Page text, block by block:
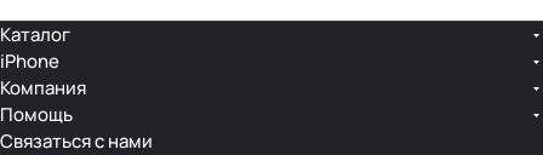
Каталог
iPhone
Компания
Помощь
Связаться с нами